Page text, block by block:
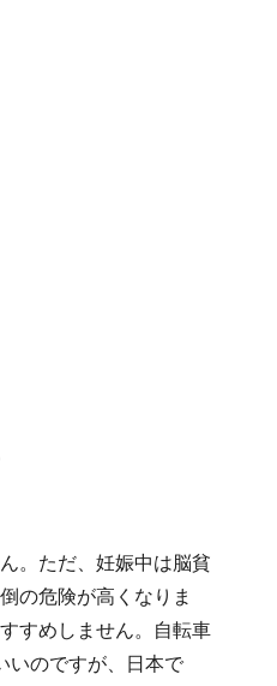
。ただ、妊娠中は脳貧
の危険が高くなりま
すめしません。自転車
いのですが、日本で